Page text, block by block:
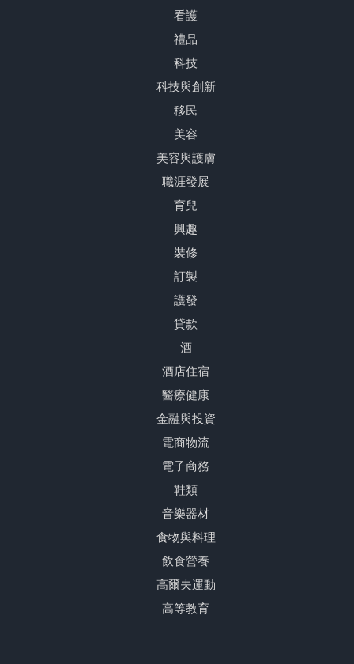
看護
禮品
科技
科技與創新
移民
美容
美容與護膚
職涯發展
育兒
興趣
裝修
訂製
護發
貸款
酒
酒店住宿
醫療健康
金融與投資
電商物流
電子商務
鞋類
音樂器材
食物與料理
飲食營養
高爾夫運動
高等教育